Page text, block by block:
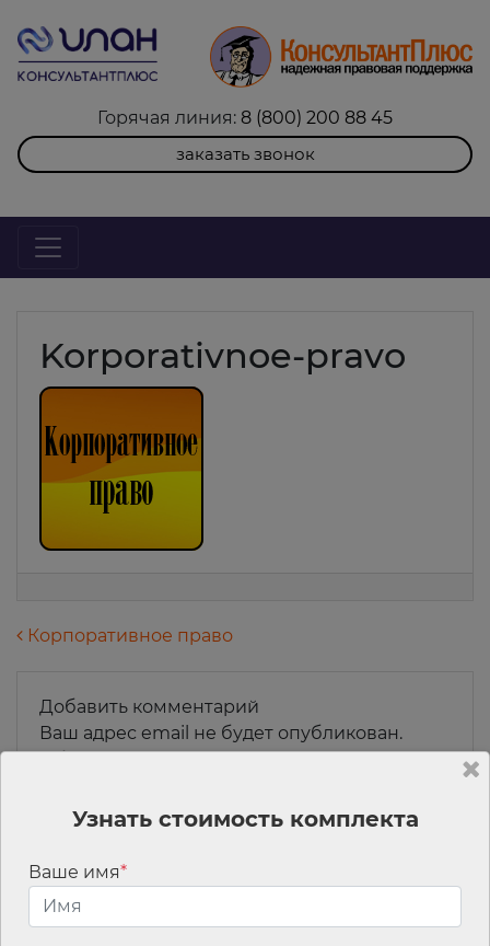
Горячая линия: 8 (800) 200 88 45
заказать звонок
Korporativnoe-pravo
Навигация по записям
Корпоративное право
Добавить комментарий
Ваш адрес email не будет опубликован.
Обязательные поля помечены*
Узнать стоимость комплекта
Ваше имя*